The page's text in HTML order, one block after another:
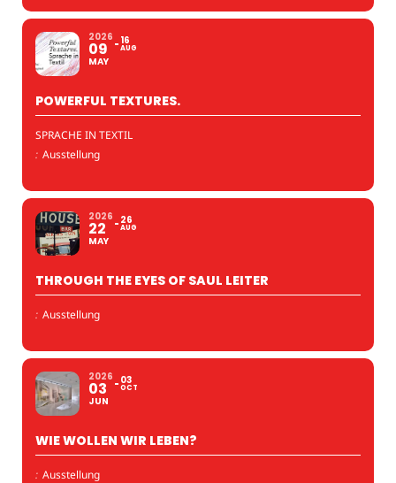
2026
09
MAY
16
AUG
POWERFUL TEXTURES.
SPRACHE IN TEXTIL
: Ausstellung
2026
22
MAY
26
AUG
THROUGH THE EYES OF SAUL LEITER
: Ausstellung
2026
03
JUN
03
OCT
WIE WOLLEN WIR LEBEN?
: Ausstellung